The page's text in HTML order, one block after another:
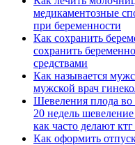
медикаментозные
при беременности
Как сохранить
сохранить
средствами
Как называется
мужской врач
Шевеления плода во
20 недель
как часто делают
Как оформить